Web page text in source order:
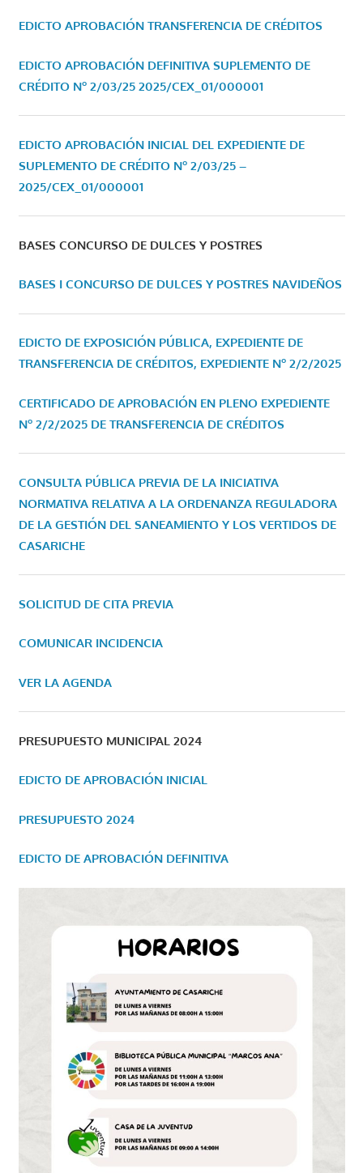
EDICTO APROBACIÓN TRANSFERENCIA DE CRÉDITOS
EDICTO APROBACIÓN DEFINITIVA SUPLEMENTO DE
CRÉDITO Nº 2/03/25 2025/CEX_01/000001
EDICTO APROBACIÓN INICIAL DEL EXPEDIENTE DE
SUPLEMENTO DE CRÉDITO Nº 2/03/25 –
2025/CEX_01/000001
BASES CONCURSO DE DULCES Y POSTRES
BASES I CONCURSO DE DULCES Y POSTRES NAVIDEÑOS
EDICTO DE EXPOSICIÓN PÚBLICA, EXPEDIENTE DE
TRANSFERENCIA DE CRÉDITOS, EXPEDIENTE Nº 2/2/2025
CERTIFICADO DE APROBACIÓN EN PLENO EXPEDIENTE
Nº 2/2/2025 DE TRANSFERENCIA DE CRÉDITOS
CONSULTA PÚBLICA PREVIA DE LA INICIATIVA
NORMATIVA RELATIVA A LA ORDENANZA REGULADORA
DE LA GESTIÓN DEL SANEAMIENTO Y LOS VERTIDOS DE
CASARICHE
SOLICITUD DE CITA PREVIA
COMUNICAR INCIDENCIA
VER LA AGENDA
PRESUPUESTO MUNICIPAL 2024
EDICTO DE APROBACIÓN INICIAL
PRESUPUESTO 2024
EDICTO DE APROBACIÓN DEFINITIVA